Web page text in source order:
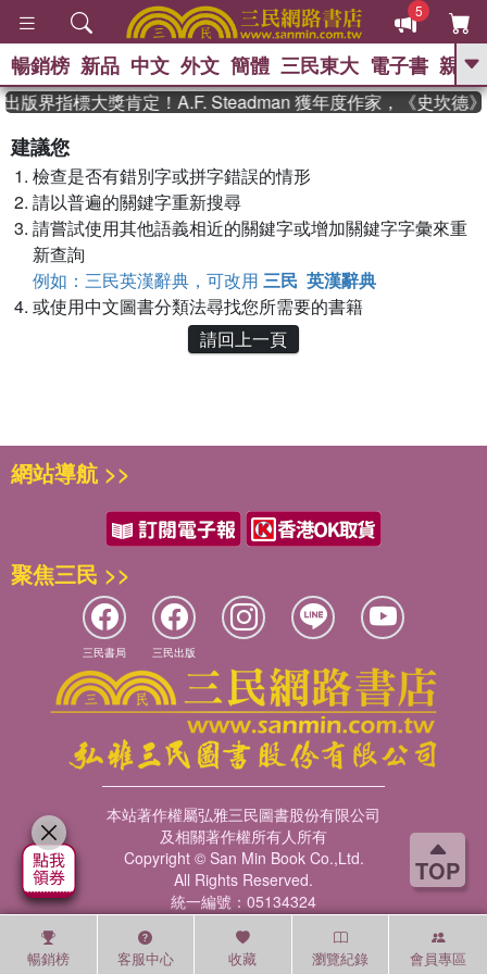
TOP
5
GO
史是一群喵 、
獎 臺灣漫遊錄
登輝時代 、 數學女孩：黎曼猜想 、
暢銷榜 新品 中文 外文 簡體 三民東大 電子書 親子
版界指標大獎肯定！A.F. Steadman 獲年度作家，《史坎德
建議您
檢查是否有錯別字或拼字錯誤的情形
請以普遍的關鍵字重新搜尋
請嘗試使用其他語義相近的關鍵字或增加關鍵字字彙來重
新查詢
例如：三民英漢辭典，可改用 三民 英漢辭典
或使用中文圖書分類法尋找您所需要的書籍
請回上一頁
暢銷榜 客服中心 收藏 瀏覽紀錄 會員專區
網站導航 >>
聚焦三民 >>
三民書局 三民出版
本站著作權屬弘雅三民圖書股份有限公司
及相關著作權所有人所有
Copyright © San Min Book Co.,Ltd.
All Rights Reserved.
統一編號：05134324